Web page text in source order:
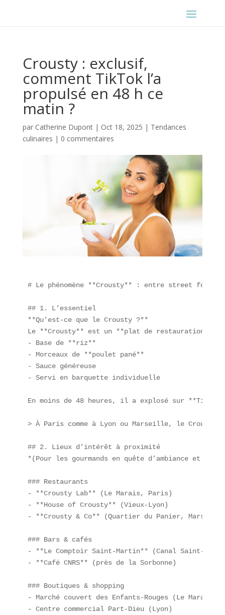
Crousty : exclusif,
comment TikTok l’a
propulsé en 48 h ce
matin ?
par Catherine Dupont| Oct 18, 2025 | Tendances
culinaires | 0 commentaires
# Le phénomène **Crousty** : entre street food
## 1. L’essentiel
**Qu’est-ce que le Crousty ?**
Le **Crousty** est un **plat de restauration
- Base de **riz**
- Morceaux de **poulet pané**
- Sauce généreuse
- Servi en barquette individuelle
En moins de 48 heures, il a explosé sur
> À Paris comme à Lyon ou Marseille, le
## 2. Lieux d’intérêt à proximité
*(Pour les gourmands en quête d’ambiance et de
### Restaurants
- **Crousty Lab** (Le Marais, Paris)
- **House of Crousty** (Vieux-Lyon)
- **Crousty & Co** (Quartier du Panier,
### Bars & cafés
- **Le Comptoir Saint-Martin** (Canal Saint-
- **Café CNRS** (près de la Sorbonne)
### Boutiques & shopping
- Marché couvert des Enfants-Rouges (Le Marais)
- Centre commercial Part-Dieu (Lyon)